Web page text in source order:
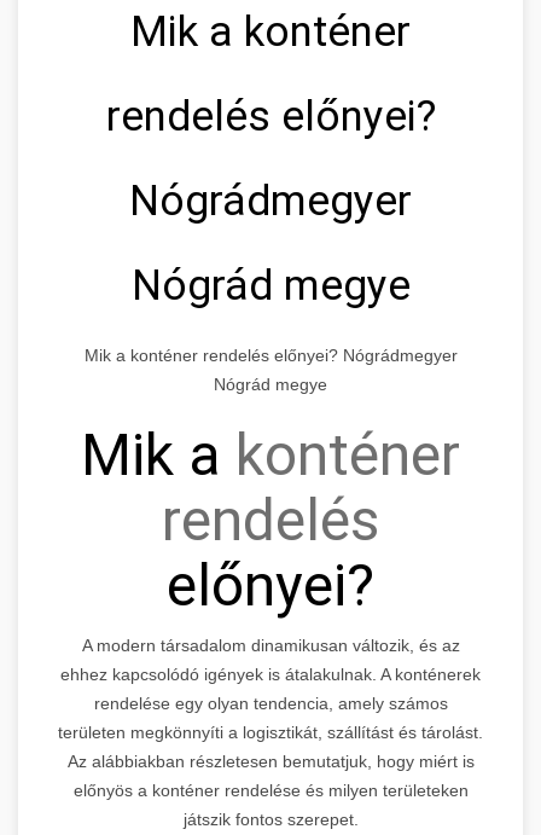
Mik a konténer
rendelés előnyei?
Nógrádmegyer
Nógrád megye
Mik a konténer rendelés előnyei? Nógrádmegyer
Nógrád megye
Mik a konténer
rendelés
előnyei?
A modern társadalom dinamikusan változik, és az
ehhez kapcsolódó igények is átalakulnak. A konténerek
rendelése egy olyan tendencia, amely számos
területen megkönnyíti a logisztikát, szállítást és tárolást.
Az alábbiakban részletesen bemutatjuk, hogy miért is
előnyös a konténer rendelése és milyen területeken
játszik fontos szerepet.